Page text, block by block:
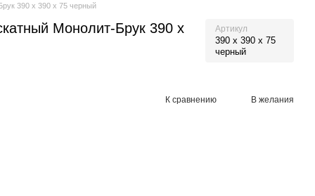
390 х 390 х 75 черный
Монолит-Брук 390 х
Артикул
390 х 390 х 75
черный
К сравнению В желания